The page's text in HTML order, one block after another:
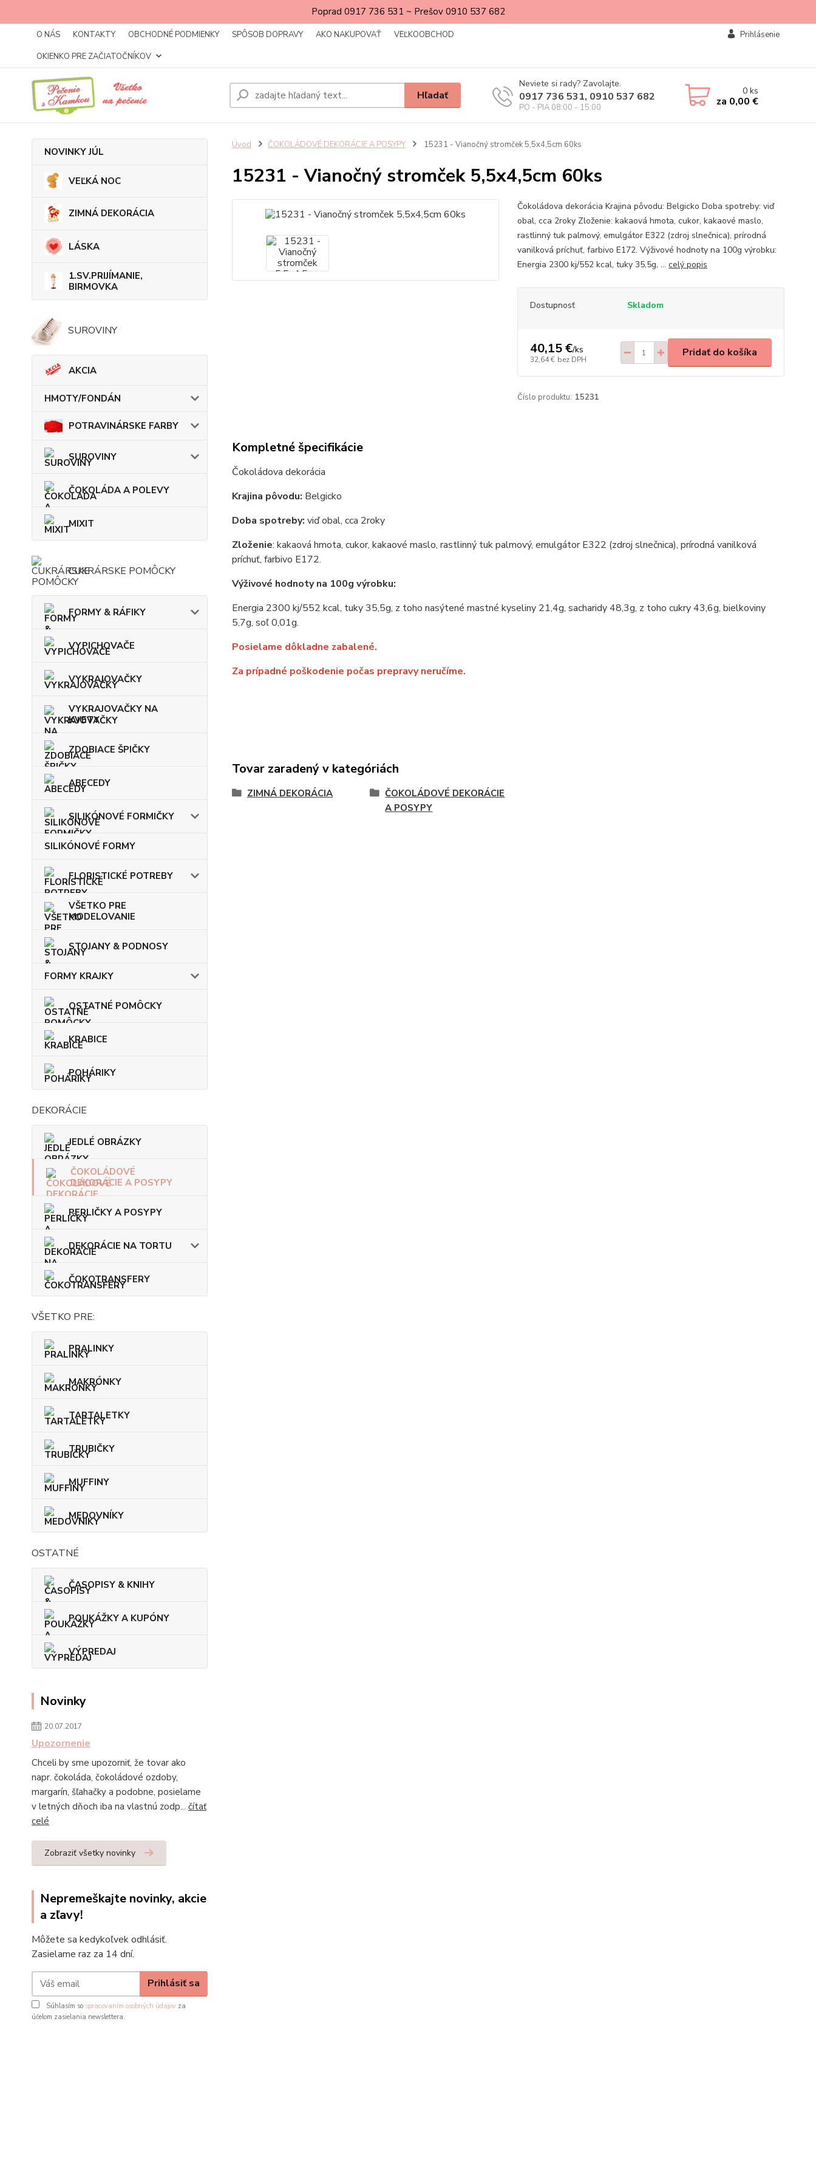
Poprad 0917 736 531 ~ Prešov 0910 537 682
O NÁS KONTAKTY OBCHODNÉ PODMIENKY SPÔSOB DOPRAVY AKO NAKUPOVAŤ
VEĽKOOBCHOD
OKIENKO PRE ZAČIATOČNÍKOV
Prihlásenie
Hľadať
Neviete si rady? Zavolajte.
0917 736 531, 0910 537 682
PO - PIA 08:00 - 15:00
0ks
za 0,00 €
NOVINKY JÚL
VEĽKÁ NOC
ZIMNÁ DEKORÁCIA
LÁSKA
1.SV.PRIJÍMANIE,
BIRMOVKA
SUROVINY
AKCIA
HMOTY/FONDÁN
POTRAVINÁRSKE FARBY
SUROVINY
ČOKOLÁDA A POLEVY
MIXIT
CUKRÁRSKE POMÔCKY
FORMY & RÁFIKY
VYPICHOVAČE
VYKRAJOVAČKY
VYKRAJOVAČKY NA
KVETY
ZDOBIACE ŠPIČKY
ABECEDY
SILIKÓNOVÉ FORMIČKY
SILIKÓNOVÉ FORMY
FLORISTICKÉ POTREBY
VŠETKO PRE
MODELOVANIE
STOJANY & PODNOSY
FORMY KRAJKY
OSTATNÉ POMÔCKY
KRABICE
POHÁRIKY
DEKORÁCIE
JEDLÉ OBRÁZKY
ČOKOLÁDOVÉ
DEKORÁCIE A POSYPY
PERLIČKY A POSYPY
DEKORÁCIE NA TORTU
ČOKOTRANSFERY
VŠETKO PRE:
PRALINKY
MAKRÓNKY
TARTALETKY
TRUBIČKY
MUFFINY
MEDOVNÍKY
OSTATNÉ
ČASOPISY & KNIHY
POUKÁŽKY A KUPÓNY
VÝPREDAJ
Novinky
20.07.2017
Upozornenie
Chceli by sme upozorniť, že tovar ako
napr. čokoláda, čokoládové ozdoby,
margarín, šľahačky a podobne, posielame
v letných dňoch iba na vlastnú zodp... čítať
celé
Zobraziť všetky novinky
Nepremeškajte novinky, akcie
a zľavy!
Môžete sa kedykoľvek odhlásiť.
Zasielame raz za 14 dní.
Prihlásiť sa
Súhlasím so spracovaním osobných údajov za
účelom zasielania newslettera.
Úvod ČOKOLÁDOVÉ DEKORÁCIE A POSYPY 15231 - Vianočný stromček 5,5x4,5cm 60ks
15231 - Vianočný stromček 5,5x4,5cm 60ks
Čokoládova dekorácia Krajina pôvodu: Belgicko Doba spotreby: viď
obal, cca 2roky Zloženie: kakaová hmota, cukor, kakaové maslo,
rastlinný tuk palmový, emulgátor E322 (zdroj slnečnica), prírodná
vanilková príchuť, farbivo E172. Výživové hodnoty na 100g výrobku:
Energia 2300 kj/552 kcal, tuky 35,5g, ... celý popis
Dostupnosť Skladom
40,15 €/ks
32,64 € bez DPH
Pridať do košíka
Číslo produktu: 15231
Kompletné špecifikácie
Čokoládova dekorácia
Krajina pôvodu: Belgicko
Doba spotreby: viď obal, cca 2roky
Zloženie: kakaová hmota, cukor, kakaové maslo, rastlinný tuk palmový, emulgátor E322 (zdroj slnečnica), prírodná vanilková
príchuť, farbivo E172.
Výživové hodnoty na 100g výrobku:
Energia 2300 kj/552 kcal, tuky 35,5g, z toho nasýtené mastné kyseliny 21,4g, sacharidy 48,3g, z toho cukry 43,6g, bielkoviny
5,7g, soľ 0,01g.
Posielame dôkladne zabalené.
Za prípadné poškodenie počas prepravy neručíme.
Tovar zaradený v kategóriách
ZIMNÁ DEKORÁCIA
ČOKOLÁDOVÉ DEKORÁCIE
A POSYPY